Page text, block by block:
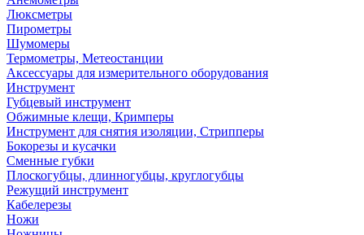
Люксметры
Пирометры
Шумомеры
Термометры, Метеостанции
Аксессуары для измерительного оборудования
Инструмент
Губцевый инструмент
Обжимные клещи, Кримперы
Инструмент для снятия изоляции, Стрипперы
Бокорезы и кусачки
Сменные губки
Плоскогубцы, длинногубцы, круглогубцы
Режущий инструмент
Кабелерезы
Ножи